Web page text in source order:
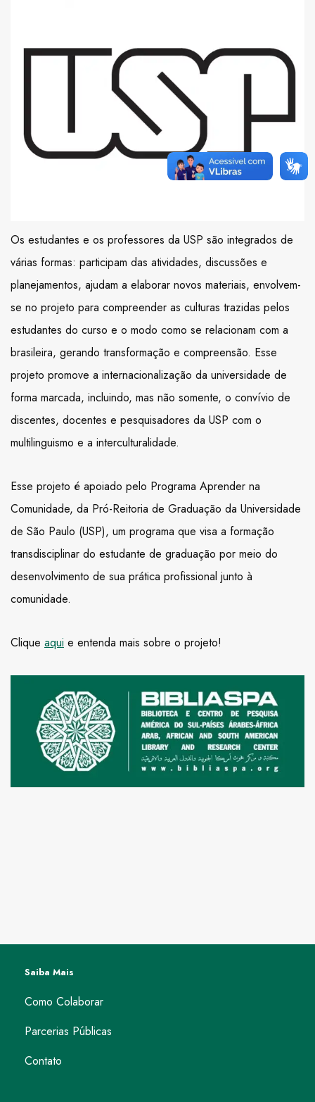
Os estudantes e os professores da USP são integrados de
várias formas: participam das atividades, discussões e
planejamentos, ajudam a elaborar novos materiais, envolvem-
se no projeto para compreender as culturas trazidas pelos
estudantes do curso e o modo como se relacionam com a
brasileira, gerando transformação e compreensão. Esse
projeto promove a internacionalização da universidade de
forma marcada, incluindo, mas não somente, o convívio de
discentes, docentes e pesquisadores da USP com o
multilinguismo e a interculturalidade.
Esse projeto é apoiado pelo Programa Aprender na
Comunidade, da Pró-Reitoria de Graduação da Universidade
de São Paulo (USP), um programa que visa a formação
transdisciplinar do estudante de graduação por meio do
desenvolvimento de sua prática profissional junto à
comunidade.
Clique aqui e entenda mais sobre o projeto!
Saiba Mais
Como Colaborar
Parcerias Públicas
Contato